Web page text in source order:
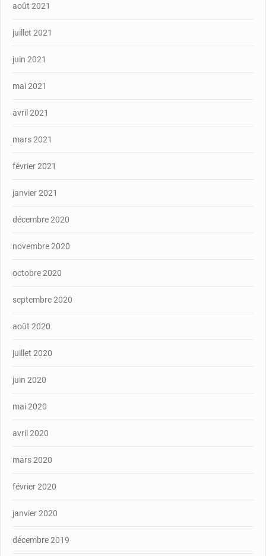
août 2021
juillet 2021
juin 2021
mai 2021
avril 2021
mars 2021
février 2021
janvier 2021
décembre 2020
novembre 2020
octobre 2020
septembre 2020
août 2020
juillet 2020
juin 2020
mai 2020
avril 2020
mars 2020
février 2020
janvier 2020
décembre 2019